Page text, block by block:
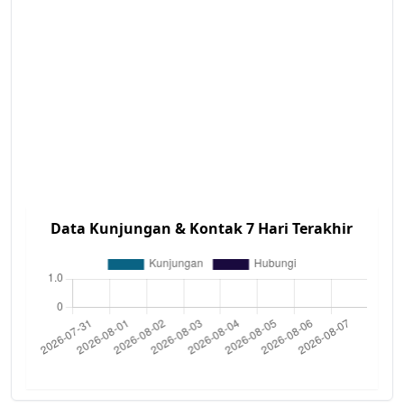
Data Kunjungan & Kontak 7 Hari Terakhir